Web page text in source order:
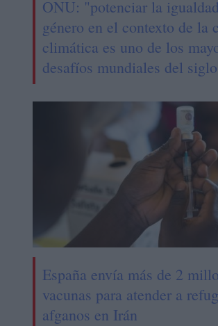
ONU: "potenciar la
género en el contexto de la
climática es uno de los
desafíos mundiales del
España envía más de 2
vacunas para atender a
afganos en Irán